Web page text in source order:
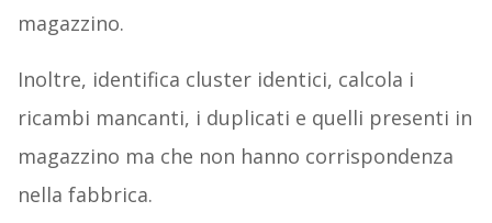
magazzino.
Inoltre, identifica cluster identici, calcola i
ricambi mancanti, i duplicati e quelli presenti in
magazzino ma che non hanno corrispondenza
nella fabbrica.